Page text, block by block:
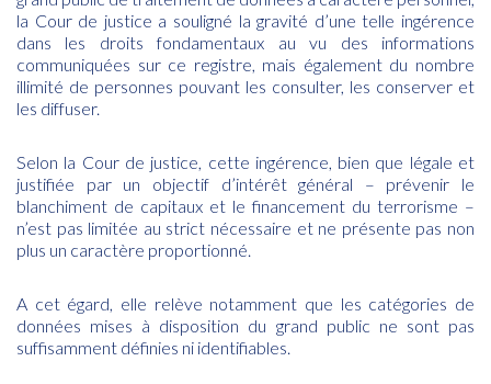
la Cour de justice a souligné la gravité d’une telle ingérence
dans les droits fondamentaux au vu des informations
communiquées sur ce registre, mais également du nombre
illimité de personnes pouvant les consulter, les conserver et
les diffuser.
Selon la Cour de justice, cette ingérence, bien que légale et
justifiée par un objectif d’intérêt général – prévenir le
blanchiment de capitaux et le financement du terrorisme –
n’est pas limitée au strict nécessaire et ne présente pas non
plus un caractère proportionné.
A cet égard, elle relève notamment que les catégories de
données mises à disposition du grand public ne sont pas
suffisamment définies ni identifiables.